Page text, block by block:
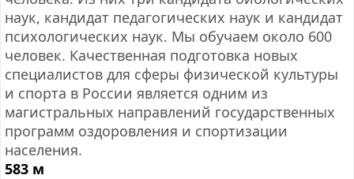
наук, кандидат педагогических наук и кандидат
психологических наук. Мы обучаем около 600
человек. Качественная подготовка новых
специалистов для сферы физической культуры
и спорта в России является одним из
магистральных направлений государственных
программ оздоровления и спортизации
населения.
583 м